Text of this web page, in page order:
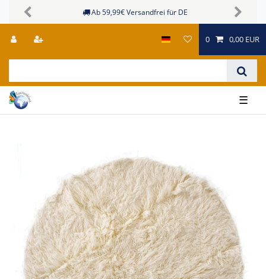
Sichere Zahlungsmöglichkeiten
Previous Next
0 0,00 EUR
☰